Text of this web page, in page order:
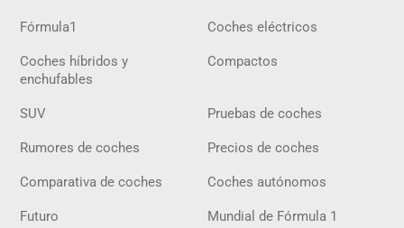
Fórmula1 Coches eléctricos
Coches híbridos y
enchufables
Compactos
SUV Pruebas de coches
Rumores de coches Precios de coches
Comparativa de coches Coches autónomos
Futuro Mundial de Fórmula 1